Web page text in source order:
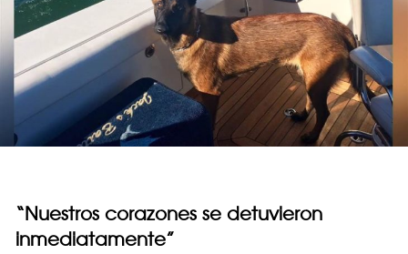
“Nuestros corazones se detuvieron
inmediatamente”